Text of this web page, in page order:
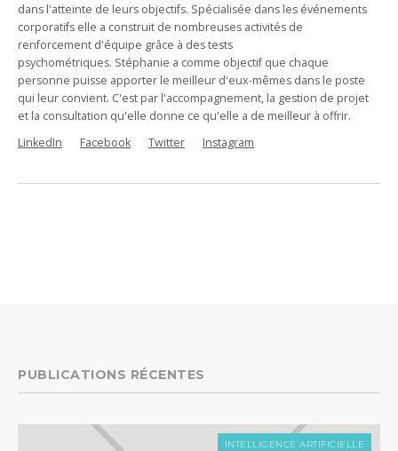
dans l'atteinte de leurs objectifs. Spécialisée dans les événements
corporatifs elle a construit de nombreuses activités de
renforcement d'équipe grâce à des tests
psychométriques. Stéphanie a comme objectif que chaque
personne puisse apporter le meilleur d'eux-mêmes dans le poste
qui leur convient. C'est par l'accompagnement, la gestion de projet
et la consultation qu'elle donne ce qu'elle a de meilleur à offrir.
LinkedIn
Facebook Twitter Instagram
PUBLICATIONS RÉCENTES
INTELLIGENCE ARTIFICIELLE